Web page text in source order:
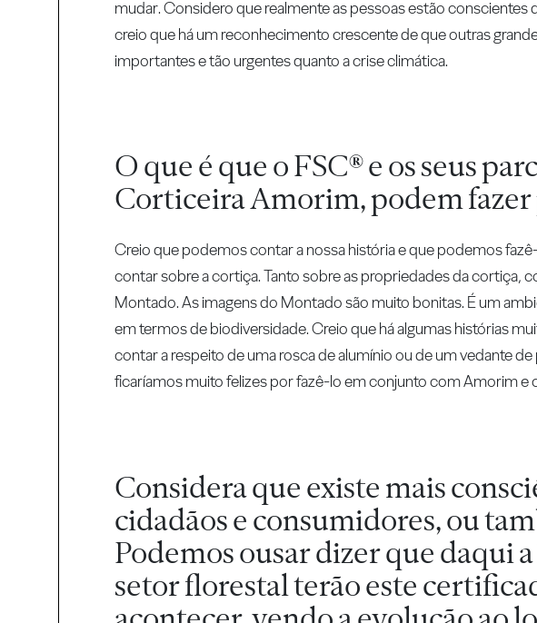
mudar. Considero que realmente as pessoas estão conscientes
creio que há um reconhecimento crescente de que outras
importantes e tão urgentes quanto a crise climática.
O que é que o FSC® e os seus
Corticeira Amorim, podem fazer
Creio que podemos contar a nossa história e que podemos
contar sobre a cortiça. Tanto sobre as propriedades da cortiça,
Montado. As imagens do Montado são muito bonitas. É um
em termos de biodiversidade. Creio que há algumas histórias
contar a respeito de uma rosca de alumínio ou de um vedante
ficaríamos muito felizes por fazê-lo em conjunto com Amorim e
Considera que existe mais
cidadãos e consumidores, ou
Podemos ousar dizer que daqui
setor florestal terão este